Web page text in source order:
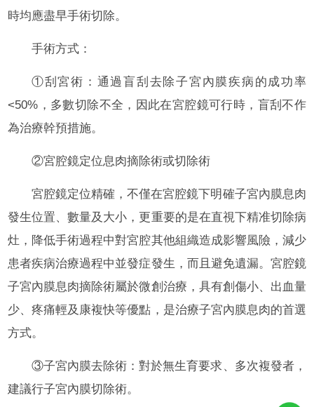
時均應盡早手術切除。
手術方式：
①刮宮術：通過盲刮去除子宮內膜疾病的成功率
<50%，多數切除不全，因此在宮腔鏡可行時，盲刮不作
為治療幹預措施。
②宮腔鏡定位息肉摘除術或切除術
宮腔鏡定位精確，不僅在宮腔鏡下明確子宮內膜息肉
發生位置、數量及大小，更重要的是在直視下精准切除病
灶，降低手術過程中對宮腔其他組織造成影響風險，減少
患者疾病治療過程中並發症發生，而且避免遺漏。宮腔鏡
子宮內膜息肉摘除術屬於微創治療，具有創傷小、出血量
少、疼痛輕及康複快等優點，是治療子宮內膜息肉的首選
方式。
③子宮內膜去除術：對於無生育要求、多次複發者，
建議行子宮內膜切除術。